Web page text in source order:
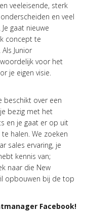
veeleisende, sterk
en veel
gaat nieuwe
concept te
Junior
voor het
je eigen visie.
beschikt over een
bezig met het
en je gaat er op uit
halen. We zoeken
sales ervaring, je
kennis van;
naar die New
opbouwen bij de top
Facebook!